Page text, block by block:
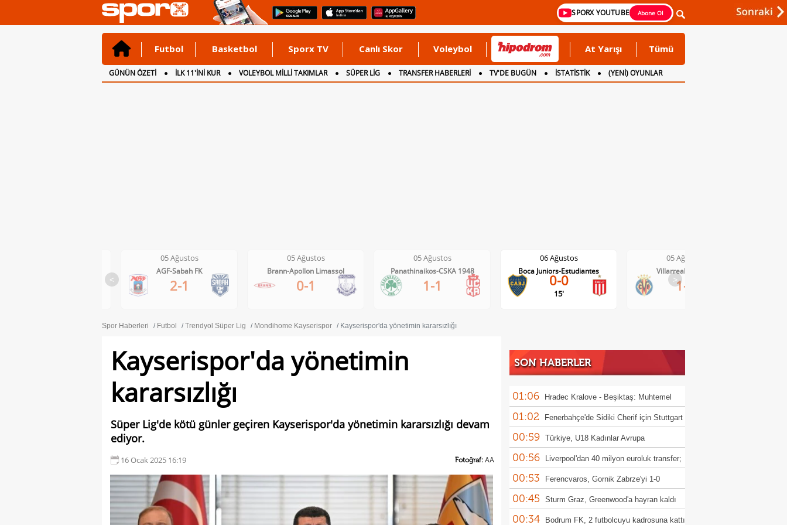
SPORX YOUTUBE Abone Ol
Futbol Basketbol Sporx TV Canlı Skor Voleybol At Yarışı Tümü
GÜNÜN ÖZETİ İLK 11'İNİ KUR VOLEYBOL MİLLİ TAKIMLAR SÜPER LİG TRANSFER HABERLERİ TV'DE BUGÜN İSTATİSTİK
(YENİ) OYUNLAR
CANLI ANLATIM
İNGİLTERE
<
05 Ağustos
Brann-Apollon Limassol
0-1
05 Ağustos
Panathinaikos-CSKA 1948
1-1
06 Ağustos
Boca Juniors-Estudiantes
0-0
15'
05 Ağustos
Villarreal-Levante
1-0
05 Ağustos
AC Milan-Inter
1-1
>
Spor Haberleri Futbol Trendyol Süper Lig Mondihome Kayserispor Kayserispor'da yönetimin kararsızlığı
Kayserispor'da yönetimin
kararsızlığı
Süper Lig'de kötü günler geçiren Kayserispor'da yönetimin kararsızlığı devam
ediyor.
16 Ocak 2025 16:19 Fotoğraf: AA
SON HABERLER
01:06 Hradec Kralove - Beşiktaş: Muhtemel
11'ler
01:02 Fenerbahçe'de Sidiki Cherif için Stuttgart
iddiası!
00:59 Türkiye, U18 Kadınlar Avrupa
Şampiyonası'nda Sırbistan'a 70-67 yenildi
00:56 Liverpool'dan 40 milyon euroluk transfer;
Victor Munoz
00:53 Ferencvaros, Gornik Zabrze'yi 1-0
mağlup etti
00:45 Sturm Graz, Greenwood'a hayran kaldı
00:34 Bodrum FK, 2 futbolcuyu kadrosuna kattı